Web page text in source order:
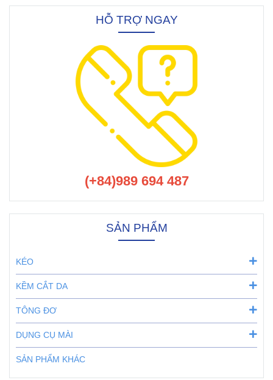
HỖ TRỢ NGAY
(+84)989 694 487
SẢN PHẨM
KÉO
KỀM CẮT DA
TÔNG ĐƠ
DỤNG CỤ MÀI
SẢN PHẨM KHÁC